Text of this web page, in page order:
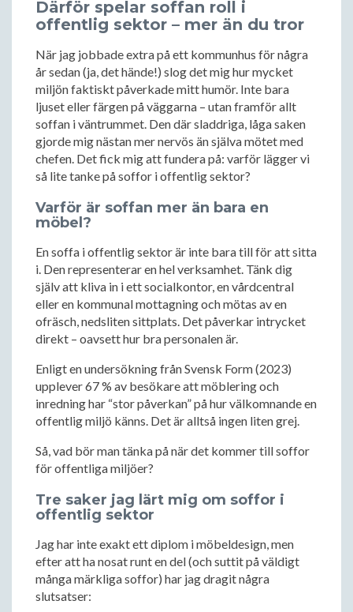
Därför spelar soffan roll i
offentlig sektor – mer än du tror
När jag jobbade extra på ett kommunhus för några
år sedan (ja, det hände!) slog det mig hur mycket
miljön faktiskt påverkade mitt humör. Inte bara
ljuset eller färgen på väggarna – utan framför allt
soffan i väntrummet. Den där sladdriga, låga saken
gjorde mig nästan mer nervös än själva mötet med
chefen. Det fick mig att fundera på: varför lägger vi
så lite tanke på soffor i offentlig sektor?
Varför är soffan mer än bara en
möbel?
En soffa i offentlig sektor är inte bara till för att sitta
i. Den representerar en hel verksamhet. Tänk dig
själv att kliva in i ett socialkontor, en vårdcentral
eller en kommunal mottagning och mötas av en
ofräsch, nedsliten sittplats. Det påverkar intrycket
direkt – oavsett hur bra personalen är.
Enligt en undersökning från Svensk Form (2023)
upplever 67 % av besökare att möblering och
inredning har “stor påverkan” på hur välkomnande en
offentlig miljö känns. Det är alltså ingen liten grej.
Så, vad bör man tänka på när det kommer till soffor
för offentliga miljöer?
Tre saker jag lärt mig om soffor i
offentlig sektor
Jag har inte exakt ett diplom i möbeldesign, men
efter att ha nosat runt en del (och suttit på väldigt
många märkliga soffor) har jag dragit några
slutsatser: